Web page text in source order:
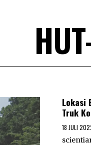
Lokasi
Truk
18 JULI